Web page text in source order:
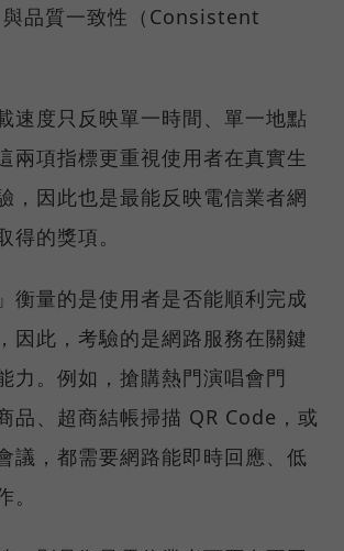
品質一致性（Consistent
速度只反映單一時間、單一地點
兩項指標更重視使用者在真實生
，因此也是最能反映電信業者網
得的獎項。
衡量的是使用者是否能順利完成
因此，考驗的是網路服務在關鍵
力。例如，搶購熱門演唱會門
品、超商結帳掃描 QR Code，或
議，都需要網路能即時回應、低